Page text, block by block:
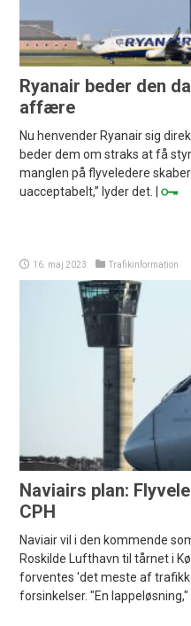
Ryanair beder den
affære
Nu henvender Ryanair sig
beder dem om straks at få
manglen på flyveledere
uacceptabelt,” lyder det. |
16. maj 2023 Trafikinformation
Naviairs plan:
CPH
Naviair vil i den kommende
Roskilde Lufthavn til tårnet i
forventes 'det meste af
forsinkelser. "En